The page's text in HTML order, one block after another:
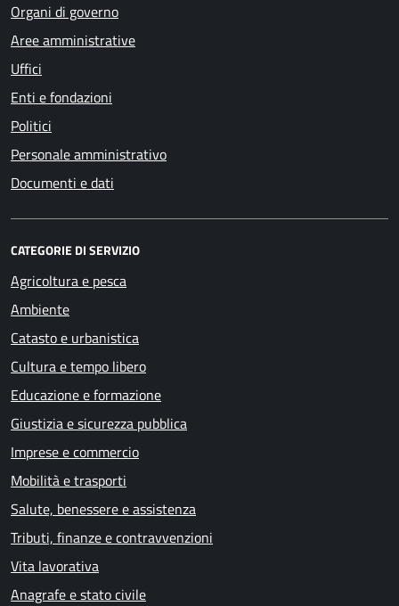
Organi di governo
Aree amministrative
Uffici
Enti e fondazioni
Politici
Personale amministrativo
Documenti e dati
CATEGORIE DI SERVIZIO
Agricoltura e pesca
Ambiente
Catasto e urbanistica
Cultura e tempo libero
Educazione e formazione
Giustizia e sicurezza pubblica
Imprese e commercio
Mobilità e trasporti
Salute, benessere e assistenza
Tributi, finanze e contravvenzioni
Vita lavorativa
Anagrafe e stato civile